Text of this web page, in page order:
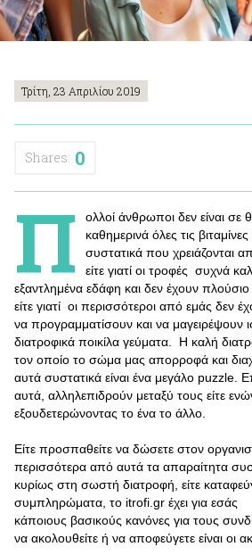
Τρίτη, 23 Απριλίου 2019
Shares: 0
Π
ολλοί άνθρωποι δεν είναι σε
καθημερινά όλες τις
συστατικά που χρειάζονται
είτε γιατί οι τροφές συχνά
εξαντλημένα εδάφη και δεν έχουν
είτε γιατί οι περισσότεροι από εμάς δεν
να προγραμματίσουν και να μαγειρέψουν
διατροφικά ποικίλα γεύματα. Η καλή
τον οποίο το σώμα μας απορροφά και
αυτά συστατικά είναι ένα μεγάλο puzzle.
αυτά, αλληλεπιδρούν μεταξύ τους είτε
εξουδετερώνοντας το ένα το άλλο.
Είτε προσπαθείτε να δώσετε στον
περισσότερα από αυτά τα απαραίτητα
κυρίως στη σωστή διατροφή, είτε
συμπληρώματα, το itrofi.gr έχει για εσάς
κάποιους βασικούς κανόνες για τους
να ακολουθείτε ή να αποφεύγετε είναι οι